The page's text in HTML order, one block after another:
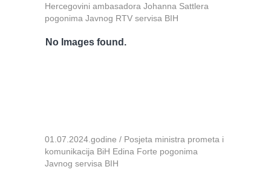
Hercegovini ambasadora Johanna Sattlera
pogonima Javnog RTV servisa BIH
No Images found.
01.07.2024.godine / Posjeta ministra prometa i
komunikacija BiH Edina Forte pogonima
Javnog servisa BIH